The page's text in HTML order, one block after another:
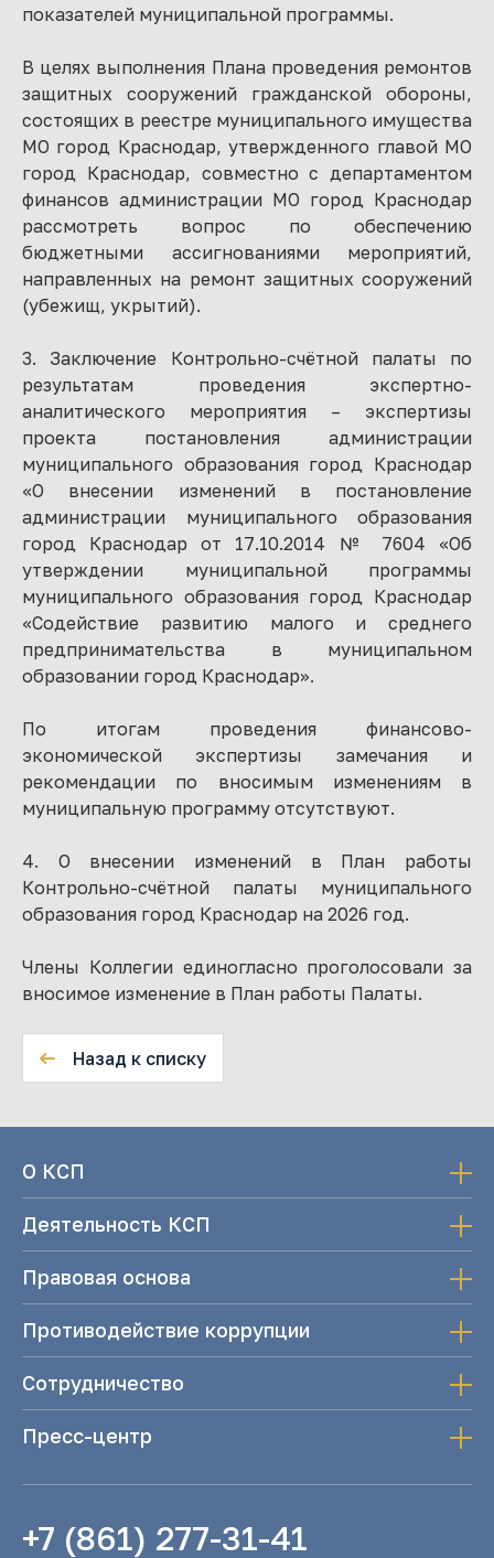
показателей муниципальной программы.
В целях выполнения Плана проведения ремонтов
защитных сооружений гражданской обороны,
состоящих в реестре муниципального имущества
МО город Краснодар, утвержденного главой МО
город Краснодар, совместно с департаментом
финансов администрации МО город Краснодар
рассмотреть вопрос по обеспечению
бюджетными ассигнованиями мероприятий,
направленных на ремонт защитных сооружений
(убежищ, укрытий).
3. Заключение Контрольно-счётной палаты по
результатам проведения экспертно-
аналитического мероприятия – экспертизы
проекта постановления администрации
муниципального образования город Краснодар
«О внесении изменений в постановление
администрации муниципального образования
город Краснодар от 17.10.2014 № 7604 «Об
утверждении муниципальной программы
муниципального образования город Краснодар
«Содействие развитию малого и среднего
предпринимательства в муниципальном
образовании город Краснодар».
По итогам проведения финансово-
экономической экспертизы замечания и
рекомендации по вносимым изменениям в
муниципальную программу отсутствуют.
4. О внесении изменений в План работы
Контрольно-счётной палаты муниципального
образования город Краснодар на 2026 год.
Члены Коллегии единогласно проголосовали за
вносимое изменение в План работы Палаты.
Назад к списку
О КСП
Деятельность КСП
Правовая основа
Противодействие коррупции
Сотрудничество
Пресс-центр
+7 (861) 277-31-41